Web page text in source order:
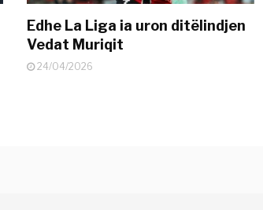
Edhe La Liga ia uron ditëlindjen
Vedat Muriqit
24/04/2026